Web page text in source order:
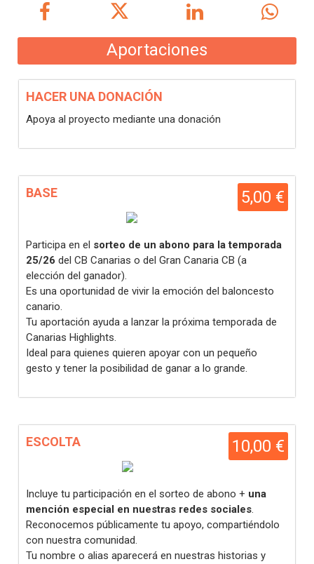
Aportaciones
HACER UNA DONACIÓN
Apoya al proyecto mediante una donación
5,00 €
BASE
Participa en el sorteo de un abono para la temporada
25/26 del CB Canarias o del Gran Canaria CB (a
elección del ganador).
Es una oportunidad de vivir la emoción del baloncesto
canario.
Tu aportación ayuda a lanzar la próxima temporada de
Canarias Highlights.
Ideal para quienes quieren apoyar con un pequeño
gesto y tener la posibilidad de ganar a lo grande.
10,00 €
ESCOLTA
Incluye tu participación en el sorteo de abono + una
mención especial en nuestras redes sociales.
Reconocemos públicamente tu apoyo, compartiéndolo
con nuestra comunidad.
Tu nombre o alias aparecerá en nuestras historias y